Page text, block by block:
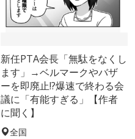
新任PTA会長「無駄をなくし
ます」→ベルマークやバザ
ーを即廃止!?爆速で終わる会
議に「有能すぎる」【作者
に聞く】
全国